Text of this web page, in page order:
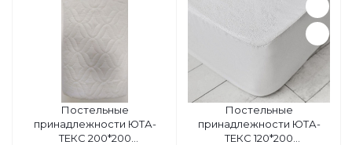
Постельные
принадлежности ЮТА-
ТЕКС 200*200
Постельные
принадлежности ЮТА-
ТЕКС 120*200